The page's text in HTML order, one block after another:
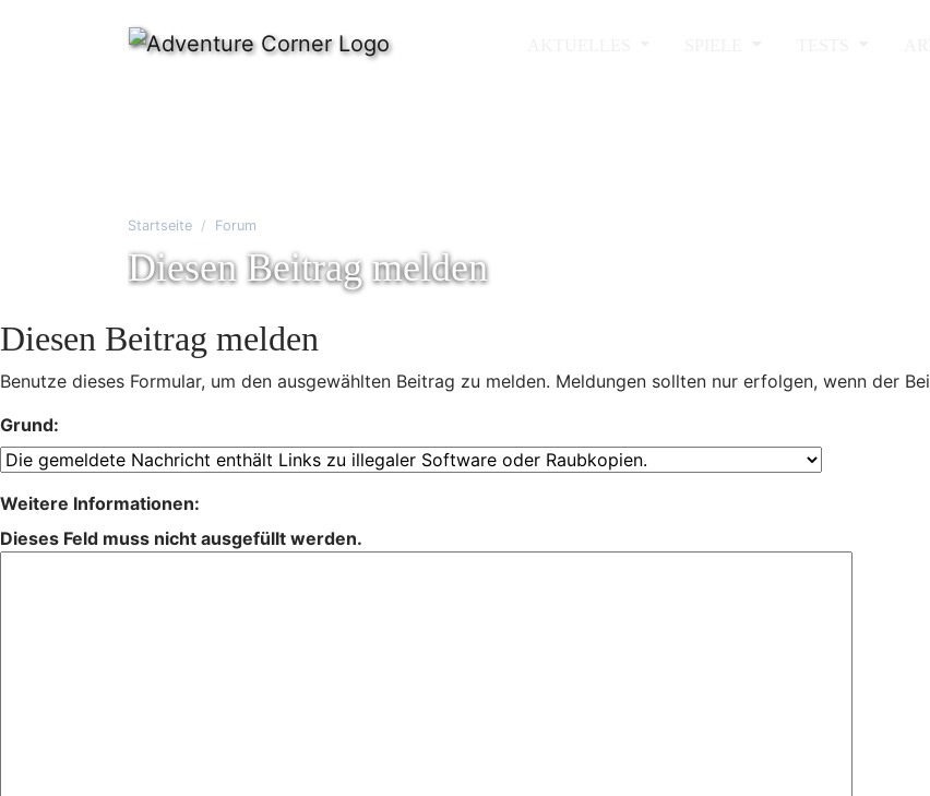
Startseite Forum
Diesen Beitrag melden
Diesen Beitrag melden
Benutze dieses Formular, um den ausgewählten Beitrag zu melden. Meldungen sollten nur erfolgen, wenn der
Grund:
Weitere Informationen:
Dieses Feld muss nicht ausgefüllt werden.